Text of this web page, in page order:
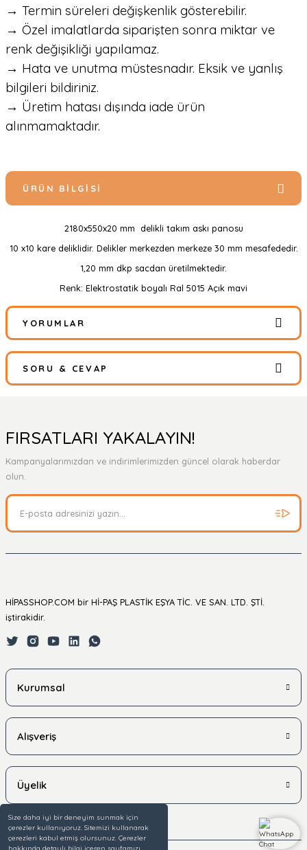
Size daha iyi bir deneyim sunmak için
çerezler kullanıyoruz. Sitemizi kullanarak
çerezleri kabul etmiş olursunuz. Çerezler
→ Termin süreleri değişkenlik gösterebilir.
→ Özel imalatlarda siparişten sonra miktar ve
renk değişikliği yapılamaz.
→ Hata ve unutma müstesnadır. Eksik ve yanlış
bilgileri bildiriniz.
→ Üretim hatası dışında iade ürün
alınmamaktadır.
ÜRÜN BILGISI
2180x550x20 mm delikli takım askı panosu
10 x10 kare deliklidir. Delikler merkezden merkeze 30 mm mesafededir.
1,20 mm dkp sacdan üretilmektedir.
Renk: Elektrostatik boyalı Ral 5015 Açık mavi
YORUMLAR
Bu ürüne ilk yorumu siz yapın!
Yorum Yaz
SORU & CEVAP
Ürün hakkında henüz soru sorulmamış.
FIRSATLARI YAKALAYIN!
Kampanyalarımızdan ve indirimlerimizden güncel olarak haberdar
olun.
HİPASSHOP.COM bir Hİ-PAŞ PLASTİK EŞYA TİC. VE SAN. LTD. ŞTİ.
iştirakidir.
Kurumsal
Alışveriş
Üyelik